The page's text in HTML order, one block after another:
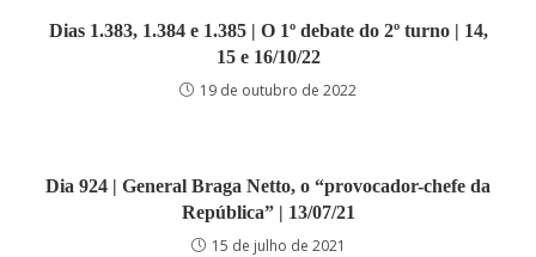
Dias 1.383, 1.384 e 1.385 | O 1º debate do 2º turno | 14,
15 e 16/10/22
19 de outubro de 2022
Dia 924 | General Braga Netto, o “provocador-chefe da
República” | 13/07/21
15 de julho de 2021